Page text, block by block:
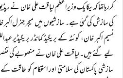
کررہاتھا کہ یکا یک وزیراعظم لیاقت علی خان نے
کی سازش کی گئی ہے۔ سازشیوں میں میجر جنرل
نسیم اکبر خان، کوئٹہ کے بریگیڈ کمانڈر
لیے گئے ہیں۔ لیاقت علی خان نے منصوبے کی
سازشی پاکستان کی سلامتی اور استحکام کو طاقت